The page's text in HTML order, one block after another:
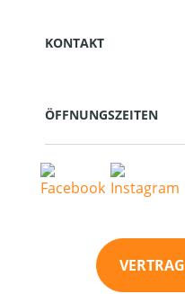
KONTAKT
ÖFFNUNGSZEITEN